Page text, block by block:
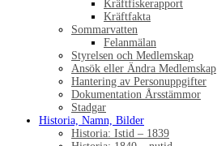
Kräftfiskerapport
Kräftfakta
Sommarvatten
Felanmälan
Styrelsen och Medlemskap
Ansök eller Ändra Medlemskap
Hantering av Personuppgifter
Dokumentation Årsstämmor
Stadgar
Historia, Namn, Bilder
Historia: Istid – 1839